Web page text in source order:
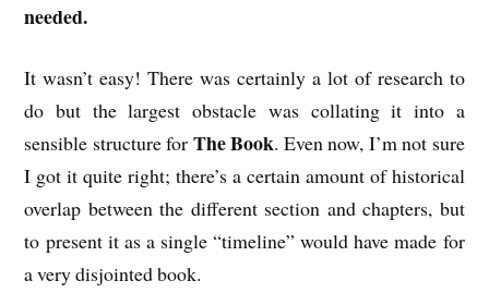
needed.
It wasn’t easy! There was certainly a lot of research to
do but the largest obstacle was collating it into a
sensible structure for The Book. Even now, I’m not sure
I got it quite right; there’s a certain amount of historical
overlap between the different section and chapters, but
to present it as a single “timeline” would have made for
a very disjointed book.